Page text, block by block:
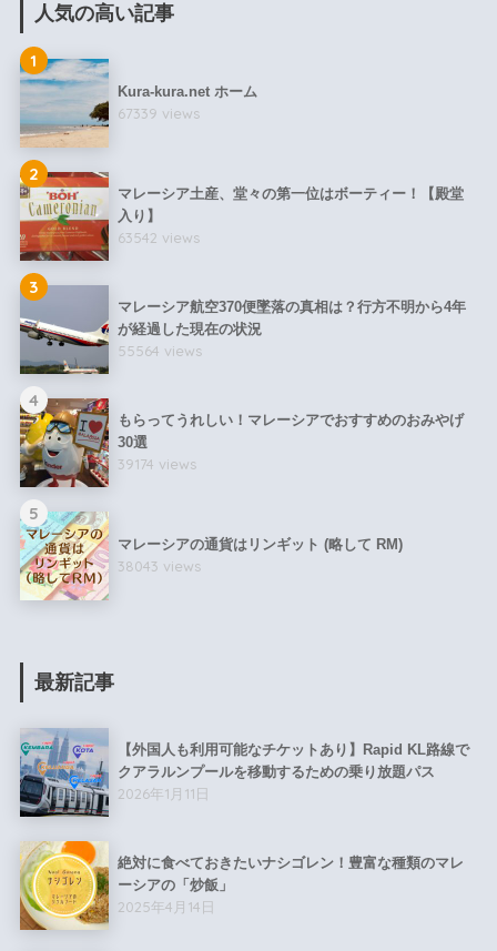
人気の高い記事
1
Kura-kura.net ホーム
67339 views
2
マレーシア土産、堂々の第一位はボーティー！【殿堂
入り】
63542 views
3
マレーシア航空370便墜落の真相は？行方不明から4年
が経過した現在の状況
55564 views
4
もらってうれしい！マレーシアでおすすめのおみやげ
30選
39174 views
5
マレーシアの通貨はリンギット (略して RM)
38043 views
最新記事
【外国人も利用可能なチケットあり】Rapid KL路線で
クアラルンプールを移動するための乗り放題パス
2026年1月11日
絶対に食べておきたいナシゴレン！豊富な種類のマレ
ーシアの「炒飯」
2025年4月14日